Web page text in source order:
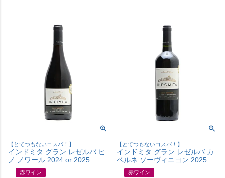
【とてつもないコスパ！】
インドミタ グラン レゼルバ ピ
ノ ノワール 2024 or 2025
赤ワイン
【とてつもないコスパ！】
インドミタ グラン レゼルバ カ
ベルネ ソーヴィニヨン 2025
赤ワイン